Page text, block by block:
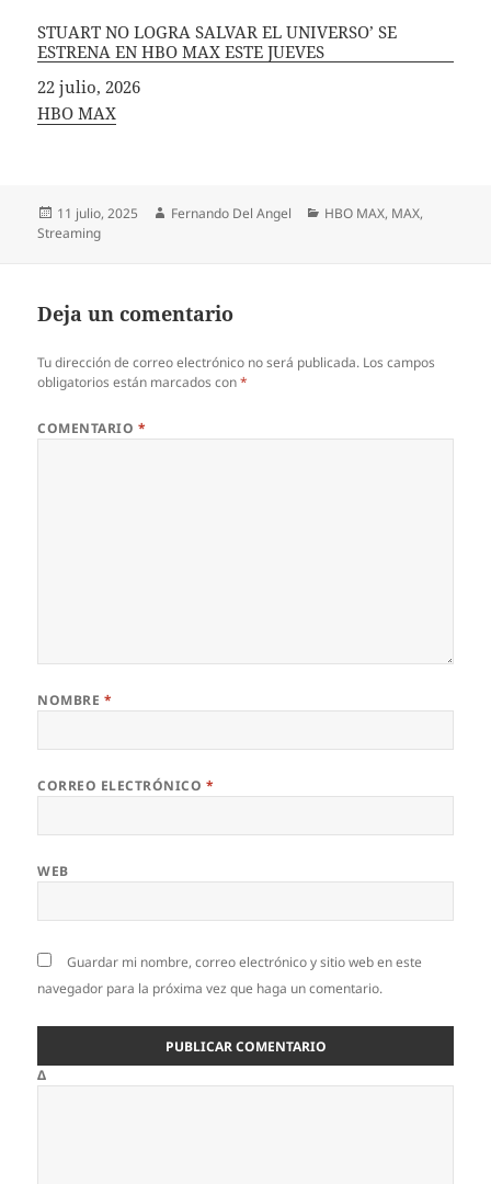
STUART NO LOGRA SALVAR EL UNIVERSO’ SE
ESTRENA EN HBO MAX ESTE JUEVES
Fecha
22 julio, 2026
In relation to
HBO MAX
Publicado
el
11 julio, 2025 Autor
Fernando Del Angel Categorías
HBO MAX, MAX,
Streaming
Deja un comentario
Tu dirección de correo electrónico no será publicada. Los campos
obligatorios están marcados con*
COMENTARIO *
NOMBRE *
CORREO ELECTRÓNICO *
WEB
Guardar mi nombre, correo electrónico y sitio web en este
navegador para la próxima vez que haga un comentario.
Δ